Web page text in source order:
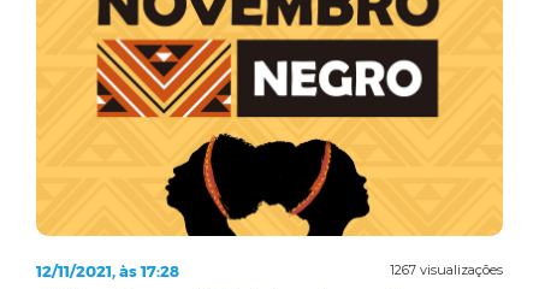
1267 visualizações
12/11/2021, às 17:28